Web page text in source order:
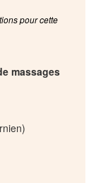
pour cette
massages